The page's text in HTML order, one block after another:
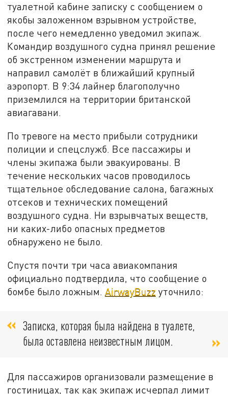
туалетной кабине записку с сообщением о
якобы заложенном взрывном устройстве,
после чего немедленно уведомил экипаж.
Командир воздушного судна принял решение
об экстренном изменении маршрута и
направил самолёт в ближайший крупный
аэропорт. В 9:34 лайнер благополучно
приземлился на территории британской
авиагавани.
По тревоге на место прибыли сотрудники
полиции и спецслужб. Все пассажиры и
члены экипажа были эвакуированы. В
течение нескольких часов проводилось
тщательное обследование салона, багажных
отсеков и технических помещений
воздушного судна. Ни взрывчатых веществ,
ни каких-либо опасных предметов
обнаружено не было.
Спустя почти три часа авиакомпания
официально подтвердила, что сообщение о
бомбе было ложным.AirwayBuzz уточнило:
Записка, которая была найдена в туалете,
была оставлена неизвестным лицом.
Для пассажиров организовали размещение в
гостиницах, так как экипаж исчерпал лимит